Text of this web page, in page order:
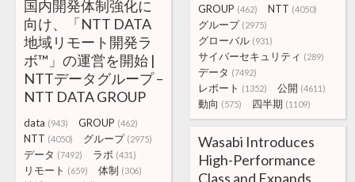
GROUP (462) NTT (4050)
グループ (2975)
グローバル (931)
サイバーセキュリティ (289)
データ (7492)
レポート (1352) 公開 (4611)
動向 (575) 四半期 (1109)
国内開発体制強化に
向け、「NTT DATA
地域リモート開発ラ
ボ™」の運営を開始 |
NTTデータグループ –
NTT DATA GROUP
data (943) GROUP (462)
NTT (4050) グループ (2975)
データ (7492) ラボ (431)
リモート (659) 体制 (306)
Wasabi Introduces
High-Performance
Class and Expands